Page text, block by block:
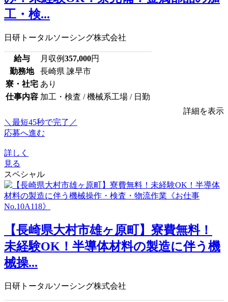
工・検...
日研トータルソーシング株式会社
給与 月収例357,000円
勤務地
長崎県 諫早市
寮・社宅 あり
仕事内容 加工・検査 / 機械系工場 / 日勤
詳細を表示
＼最短45秒で完了／
応募へ進む
詳しく
見る
スペシャル
【長崎県大村市雄ヶ原町】寮費無料！
未経験OK！半導体材料の製造に伴う機
械操...
日研トータルソーシング株式会社